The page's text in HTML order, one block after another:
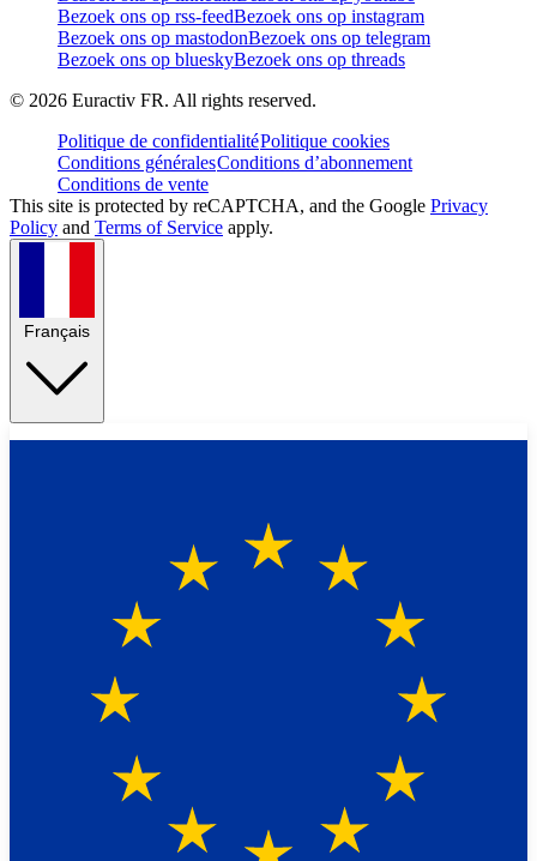
Bezoek ons op rss-feedBezoek ons op instagram
Bezoek ons op mastodonBezoek ons op telegram
Bezoek ons op blueskyBezoek ons op threads
© 2026 Euractiv FR. All rights reserved.
Politique de confidentialitéPolitique cookies
Conditions généralesConditions d’abonnement
Conditions de vente
This site is protected by reCAPTCHA, and the Google Privacy
Policy and Terms of Service apply.
Français